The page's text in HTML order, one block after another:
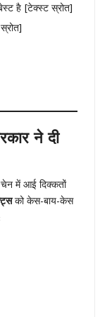
है [टेक्स्ट स्रोत]
ने दी
चेन में आई दिक्कतों
को केस-बाय-केस